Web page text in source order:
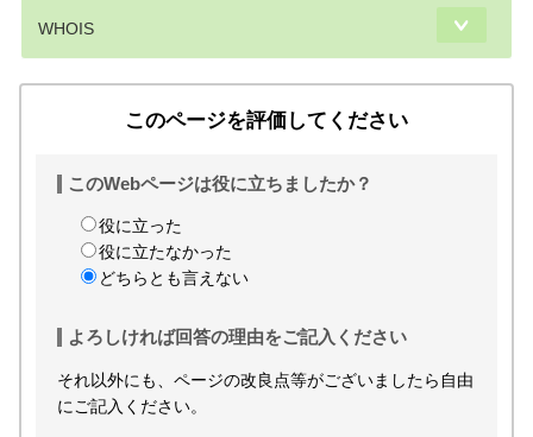
WHOIS
このページを評価してください
このWebページは役に立ちましたか？
役に立った
役に立たなかった
どちらとも言えない
よろしければ回答の理由をご記入ください
それ以外にも、ページの改良点等がございましたら自由
にご記入ください。